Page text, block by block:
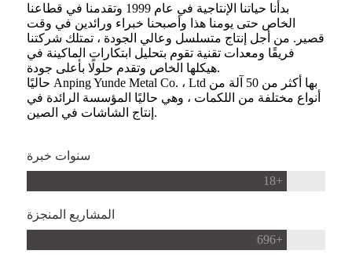
بدأنا حياتنا الإنتاجية في عام 1999 وتقدمنا ​​في قطاعنا
الخاص حتى يومنا هذا وأصبحنا خبراء ورائدين في وقت
قصير. من أجل إنتاج متسلسل وعالي الجودة ، تمتلك شركتنا
فريقًا ومعدات تقنية تقوم بتحليل ابتكارات الماكينة في
هيكلها الخاص وتقدم حلولًا بأعلى جودة.
حاليًا Anping Yunde Metal Co. ، Ltd بها أكثر من 50 آلة من
أنواع مختلفة من اللكمات ، وهي حاليًا المؤسسة الرائدة في
إنتاج الشاشات في الصين.
سنوات خبرة
المشاريع المنجزة